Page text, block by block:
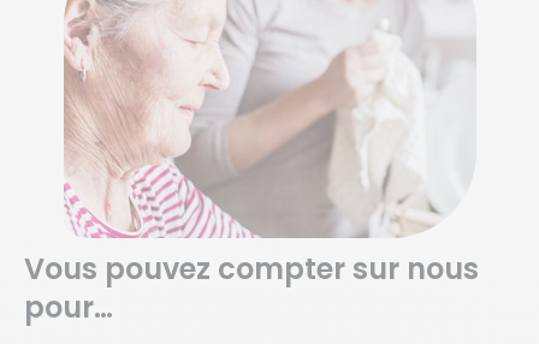
Vous pouvez compter sur nous
pour…